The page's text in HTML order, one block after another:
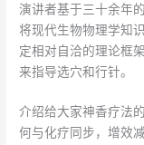
演讲者基于三十余年
将现代生物物理学知
定相对自洽的理论框
来指导选穴和行针。
介绍给大家神香疗法
何与化疗同步，增效